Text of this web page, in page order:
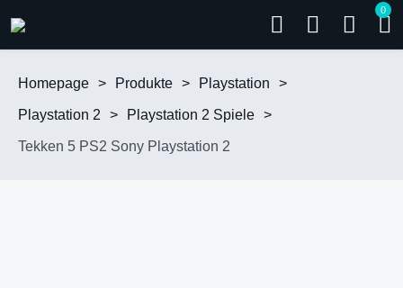
0
Homepage > Produkte > Playstation >
Playstation 2 > Playstation 2 Spiele >
Tekken 5 PS2 Sony Playstation 2